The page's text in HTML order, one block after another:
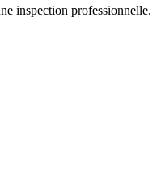
inspection professionnelle.